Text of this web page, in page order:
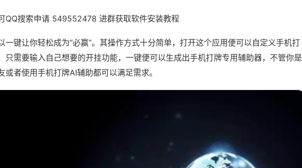
QQ搜索申请 549552478 进群获取软件安装教程
一键让你轻松成为“必赢”。其操作方式十分简单，打开这个应用便可以自定义手机打
只需要输入自己想要的开挂功能，一键便可以生成出手机打牌专用辅助器，不管你是
或者使用手机打牌AI辅助都可以满足需求。